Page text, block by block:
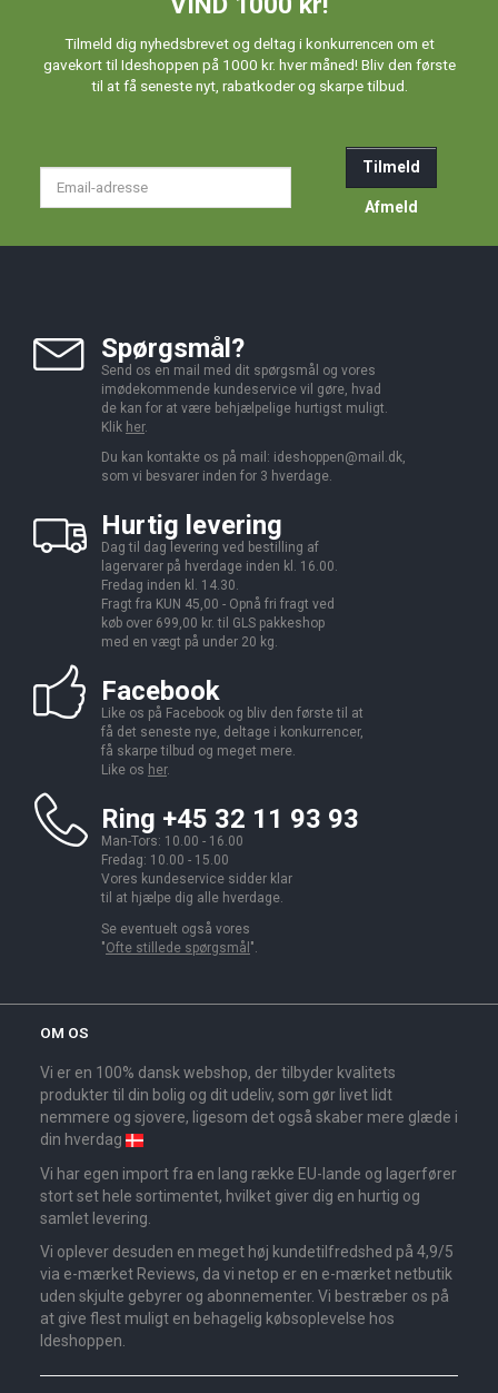
Tilmeld dig nyhedsbrevet og deltag i konkurrencen om et
gavekort til Ideshoppen på 1000 kr. hver måned! Bliv den første
til at få seneste nyt, rabatkoder og skarpe tilbud.
Tilmeld
Afmeld
Spørgsmål?
Send os en mail med dit spørgsmål og vores
imødekommende kundeservice vil gøre, hvad
de kan for at være behjælpelige hurtigst muligt.
Klik her.
Du kan kontakte os på mail: ideshoppen@mail.dk,
som vi besvarer inden for 3 hverdage.
Hurtig levering
Dag til dag levering ved bestilling af
lagervarer på hverdage inden kl. 16.00.
Fredag inden kl. 14.30.
Fragt fra KUN 45,00 - Opnå fri fragt ved
køb over 699,00 kr. til GLS pakkeshop
med en vægt på under 20 kg.
Facebook
Like os på Facebook og bliv den første til at
få det seneste nye, deltage i konkurrencer,
få skarpe tilbud og meget mere.
Like os her.
Ring +45 32 11 93 93
Man-Tors: 10.00 - 16.00
Fredag: 10.00 - 15.00
Vores kundeservice sidder klar
til at hjælpe dig alle hverdage.
Se eventuelt også vores
"Ofte stillede spørgsmål ".
OM OS
Vi er en 100% dansk webshop, der tilbyder kvalitets
produkter til din bolig og dit udeliv, som gør livet lidt
nemmere og sjovere, ligesom det også skaber mere glæde i
din hverdag
Vi har egen import fra en lang række EU-lande og lagerfører
stort set hele sortimentet, hvilket giver dig en hurtig og
samlet levering.
Vi oplever desuden en meget høj kundetilfredshed på 4,9/5
via e-mærket Reviews, da vi netop er en e-mærket netbutik
uden skjulte gebyrer og abonnementer. Vi bestræber os på
at give flest muligt en behagelig købsoplevelse hos
Ideshoppen.